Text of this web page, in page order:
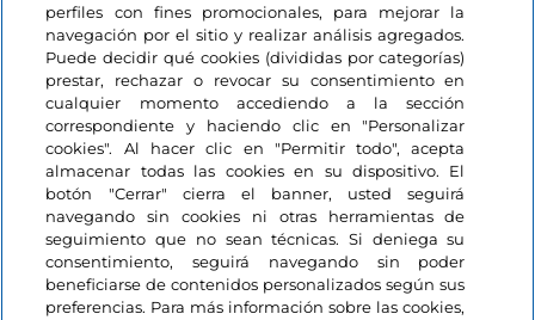
perfiles con fines promocionales, para mejorar la
navegación por el sitio y realizar análisis agregados.
Puede decidir qué cookies (divididas por categorías)
prestar, rechazar o revocar su consentimiento en
cualquier momento accediendo a la sección
correspondiente y haciendo clic en "Personalizar
cookies". Al hacer clic en "Permitir todo", acepta
almacenar todas las cookies en su dispositivo. El
botón "Cerrar" cierra el banner, usted seguirá
navegando sin cookies ni otras herramientas de
seguimiento que no sean técnicas. Si deniega su
consentimiento, seguirá navegando sin poder
beneficiarse de contenidos personalizados según sus
preferencias. Para más información sobre las cookies,